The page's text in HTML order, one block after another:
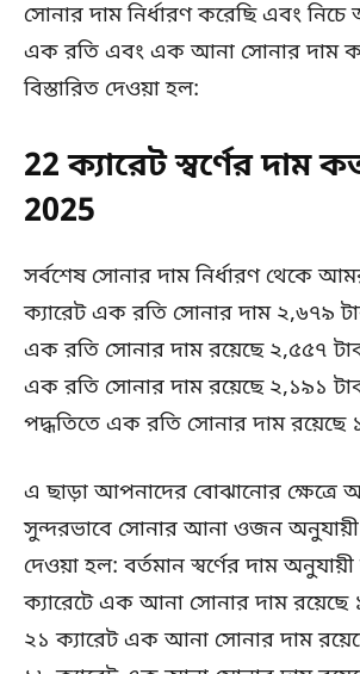
সোনার দাম নির্ধারণ করেছি এবং
এক রতি এবং এক আনা সোনার দাম
বিস্তারিত দেওয়া হল:
22 ক্যারেট স্বর্ণের দাম
2025
সর্বশেষ সোনার দাম নির্ধারণ থেকে
ক্যারেট এক রতি সোনার দাম ২,৬৭৯
এক রতি সোনার দাম রয়েছে ২,৫৫৭
এক রতি সোনার দাম রয়েছে ২,১৯১
পদ্ধতিতে এক রতি সোনার দাম রয়েছে
এ ছাড়া আপনাদের বোঝানোর
সুন্দরভাবে সোনার আনা ওজন অনুযায়ী
দেওয়া হল: বর্তমান স্বর্ণের দাম
ক্যারেটে এক আনা সোনার দাম রয়েছে
২১ ক্যারেট এক আনা সোনার দাম